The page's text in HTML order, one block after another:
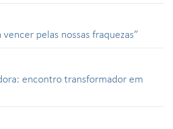
pelas nossas fraquezas”
encontro transformador em